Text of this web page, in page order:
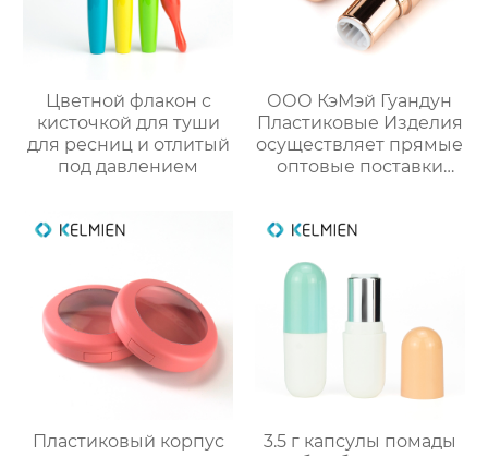
Цветной флакон с
кисточкой для туши
для ресниц и отлитый
под давлением
ООО КэМэй Гуандун
Пластиковые Изделия
осуществляет прямые
оптовые поставки
Пластиковый корпус
3.5 г капсулы помады